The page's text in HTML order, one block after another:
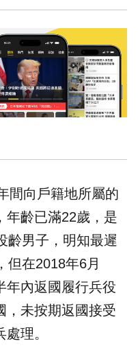
間向戶籍地所屬的
年齡已滿22歲，是
齡男子，明知最遲
但在2018年6月
年內返國履行兵役
，未按期返國接受
理。